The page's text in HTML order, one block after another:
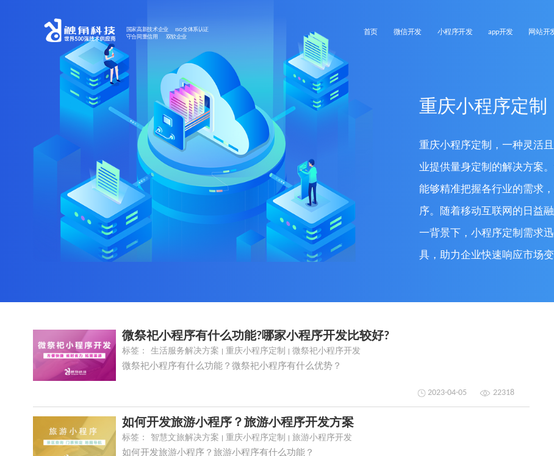
国家高新技术企业 ISO全体系认证
守合同重信用 双软企业
首页 微信开发 小程序开发 app开发 网站开
重庆小程序定制
重庆小程序定制，一种灵活
业提供量身定制的解决方案
能够精准把握各行业的需求
序。随着移动互联网的日益
一背景下，小程序定制需求
具，助力企业快速响应市场
微祭祀小程序有什么功能?哪家小程序开发比较好?
标签： 生活服务解决方案 重庆小程序定制
微祭祀小程序开发
微祭祀小程序有什么功能？微祭祀小程序有什么优势？
2023-04-05 22318
如何开发旅游小程序？旅游小程序开发方案
标签： 智慧文旅解决方案 重庆小程序定制
旅游小程序开发
如何开发旅游小程序？旅游小程序有什么功能？